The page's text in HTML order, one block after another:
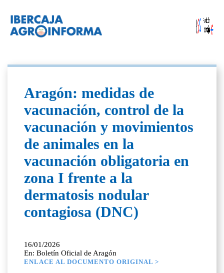
Aragón: medidas de
vacunación, control de la
vacunación y movimientos
de animales en la
vacunación obligatoria en
zona I frente a la
dermatosis nodular
contagiosa (DNC)
16/01/2026
En: Boletín Oficial de Aragón
ENLACE AL DOCUMENTO ORIGINAL >